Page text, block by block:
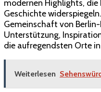
modernen Highlights, die
Geschichte
Gemeinschaft von
Unterstützung,
die aufregendsten Orte
Weiterlesen